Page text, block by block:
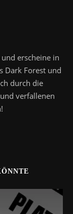
erscheine in
Dark Forest und
durch die
verfallenen